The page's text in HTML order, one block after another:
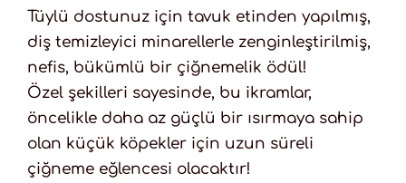
Tüylü dostunuz için tavuk etinden yapılmış,
diş temizleyici minarellerle zenginleştirilmiş,
nefis, bükümlü bir çiğnemelik ödül!
Özel şekilleri sayesinde, bu ikramlar,
öncelikle daha az güçlü bir ısırmaya sahip
olan küçük köpekler için uzun süreli
çiğneme eğlencesi olacaktır!